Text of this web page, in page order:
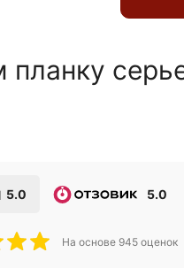
5.0 5.0
На основе 945 оценок